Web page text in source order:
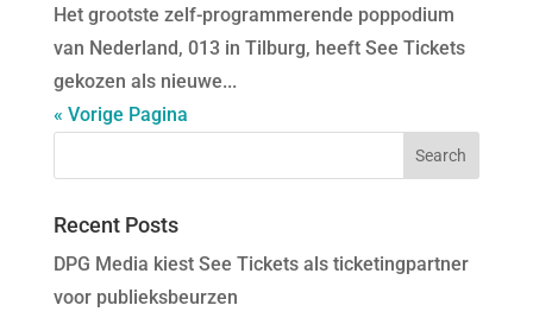
Het grootste zelf-programmerende poppodium
van Nederland, 013 in Tilburg, heeft See Tickets
gekozen als nieuwe...
« Vorige Pagina
Recent Posts
DPG Media kiest See Tickets als ticketingpartner
voor publieksbeurzen